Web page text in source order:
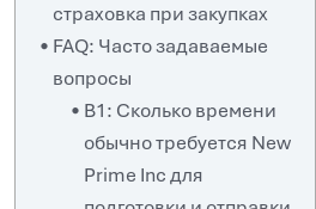
страховка при закупках
FAQ: Часто задаваемые
вопросы
В1: Сколько времени
обычно требуется New
Prime Inc для